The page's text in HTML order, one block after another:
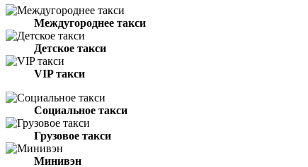
Междугороднее такси
Детское такси
VIP такси
Социальное такси
Грузовое такси
Минивэн